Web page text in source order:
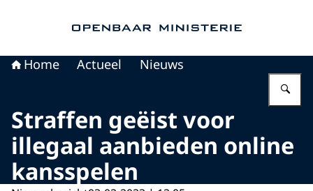
Home Actueel Nieuws
Straffen geëist voor
illegaal aanbieden online
kansspelen